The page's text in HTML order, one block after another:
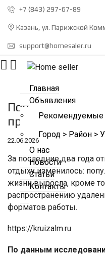
+7 (843) 297-67-89
Казань, ул. Парижской
support@homesaler.ru
Главная
Объявления
Рекомендуемые
Город > Район >
О нас
Новости
Статьи
Контакты
Почти четверть
провести отпуск
22.06.2026
За последние два года
отдыху изменилось:
жизни выросла, кроме
распространению
форматов работы.
https://kruizalm.ru
По данным